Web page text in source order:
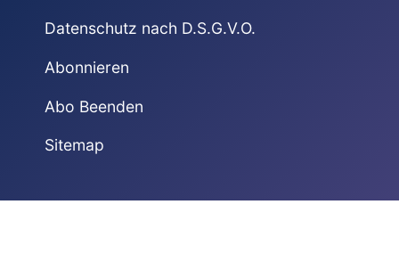
Datenschutz nach D.S.G.V.O.
Abonnieren
Abo Beenden
Sitemap